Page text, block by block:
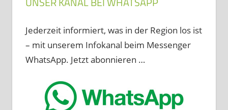
Jederzeit informiert, was in der Region los ist
– mit unserem Infokanal beim Messenger
WhatsApp. Jetzt abonnieren …